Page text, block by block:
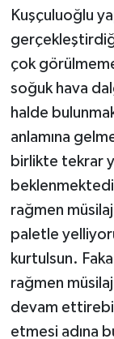
Kuşçuluoğlu
çok
soğuk hava
halde
anlamına
birlikte tekrar
rağmen
paletle
kurtulsun.
rağmen
devam
etmesi adına